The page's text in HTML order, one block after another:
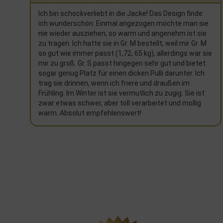
Ich hatte diese Jacke jahrelang und ich hab sie geliebt.
Ich habe nun in 10 Jahren zweimal Mal bei THC
bestellt. Die Jacken halten ewig. Nun werde ich zum
dritten Mal bestellen. Sie halten unglaublich warm,
man schwitzt aber nicht. Sie sind weich, aber auch
schwer vom Gewicht. Ich mag das sehr, aber muss
man wissen.